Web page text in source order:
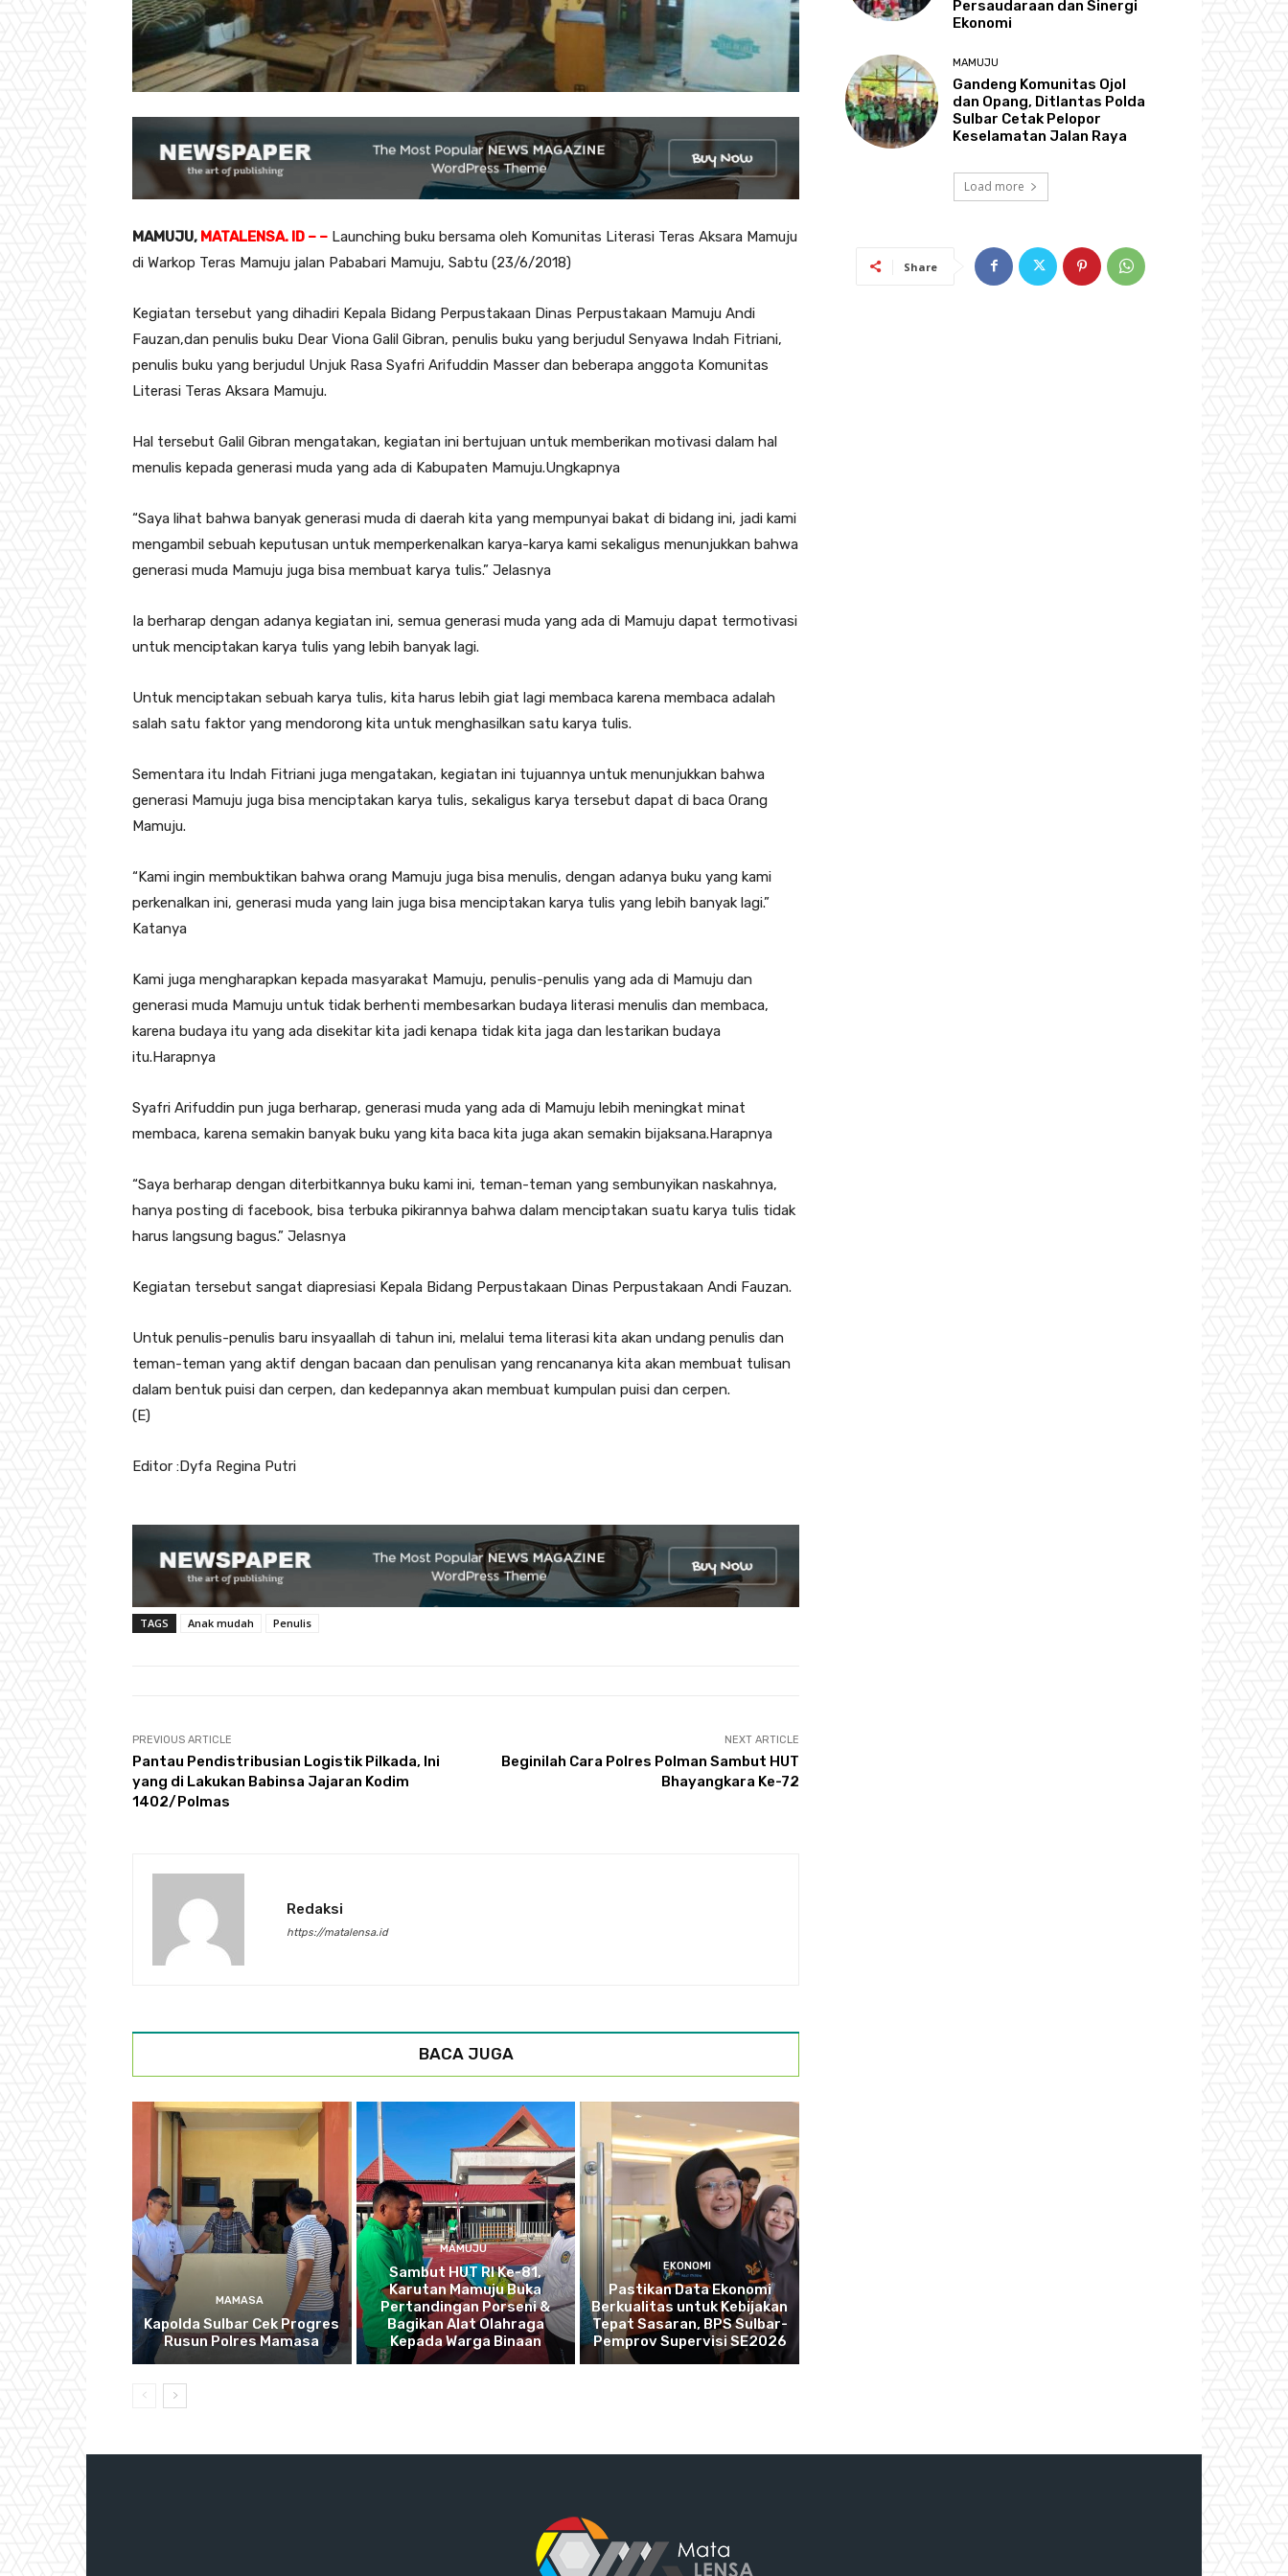
MAMUJU, MATALENSA. ID – – Launching buku bersama oleh Komunitas Literasi Teras Aksara Mamuju
di Warkop Teras Mamuju jalan Pababari Mamuju, Sabtu (23/6/2018)
Kegiatan tersebut yang dihadiri Kepala Bidang Perpustakaan Dinas Perpustakaan Mamuju Andi
Fauzan,dan penulis buku Dear Viona Galil Gibran, penulis buku yang berjudul Senyawa Indah Fitriani,
penulis buku yang berjudul Unjuk Rasa Syafri Arifuddin Masser dan beberapa anggota Komunitas
Literasi Teras Aksara Mamuju.
Hal tersebut Galil Gibran mengatakan, kegiatan ini bertujuan untuk memberikan motivasi dalam hal
menulis kepada generasi muda yang ada di Kabupaten Mamuju.Ungkapnya
“Saya lihat bahwa banyak generasi muda di daerah kita yang mempunyai bakat di bidang ini, jadi kami
mengambil sebuah keputusan untuk memperkenalkan karya-karya kami sekaligus menunjukkan bahwa
generasi muda Mamuju juga bisa membuat karya tulis.” Jelasnya
Ia berharap dengan adanya kegiatan ini, semua generasi muda yang ada di Mamuju dapat termotivasi
untuk menciptakan karya tulis yang lebih banyak lagi.
Untuk menciptakan sebuah karya tulis, kita harus lebih giat lagi membaca karena membaca adalah
salah satu faktor yang mendorong kita untuk menghasilkan satu karya tulis.
Sementara itu Indah Fitriani juga mengatakan, kegiatan ini tujuannya untuk menunjukkan bahwa
generasi Mamuju juga bisa menciptakan karya tulis, sekaligus karya tersebut dapat di baca Orang
Mamuju.
“Kami ingin membuktikan bahwa orang Mamuju juga bisa menulis, dengan adanya buku yang kami
perkenalkan ini, generasi muda yang lain juga bisa menciptakan karya tulis yang lebih banyak lagi.”
Katanya
Kami juga mengharapkan kepada masyarakat Mamuju, penulis-penulis yang ada di Mamuju dan
generasi muda Mamuju untuk tidak berhenti membesarkan budaya literasi menulis dan membaca,
karena budaya itu yang ada disekitar kita jadi kenapa tidak kita jaga dan lestarikan budaya
itu.Harapnya
Syafri Arifuddin pun juga berharap, generasi muda yang ada di Mamuju lebih meningkat minat
membaca, karena semakin banyak buku yang kita baca kita juga akan semakin bijaksana.Harapnya
“Saya berharap dengan diterbitkannya buku kami ini, teman-teman yang sembunyikan naskahnya,
hanya posting di facebook, bisa terbuka pikirannya bahwa dalam menciptakan suatu karya tulis tidak
harus langsung bagus.” Jelasnya
Kegiatan tersebut sangat diapresiasi Kepala Bidang Perpustakaan Dinas Perpustakaan Andi Fauzan.
Untuk penulis-penulis baru insyaallah di tahun ini, melalui tema literasi kita akan undang penulis dan
teman-teman yang aktif dengan bacaan dan penulisan yang rencananya kita akan membuat tulisan
dalam bentuk puisi dan cerpen, dan kedepannya akan membuat kumpulan puisi dan cerpen.
(E)
Editor :Dyfa Regina Putri
TAGS Anak mudah Penulis
PREVIOUS ARTICLE
Pantau Pendistribusian Logistik Pilkada, Ini
yang di Lakukan Babinsa Jajaran Kodim
1402/Polmas
NEXT ARTICLE
Beginilah Cara Polres Polman Sambut HUT
Bhayangkara Ke-72
Redaksi
https://matalensa.id
BACA JUGA
MAMASA
Kapolda Sulbar Cek Progres
Rusun Polres Mamasa
MAMUJU
Sambut HUT RI Ke-81,
Karutan Mamuju Buka
Pertandingan Porseni &
Bagikan Alat Olahraga
Kepada Warga Binaan
EKONOMI
Pastikan Data Ekonomi
Berkualitas untuk Kebijakan
Tepat Sasaran, BPS Sulbar-
Pemprov Supervisi SE2026
Persaudaraan dan Sinergi
Ekonomi
MAMUJU
Gandeng Komunitas Ojol
dan Opang, Ditlantas Polda
Sulbar Cetak Pelopor
Keselamatan Jalan Raya
Load more
Share